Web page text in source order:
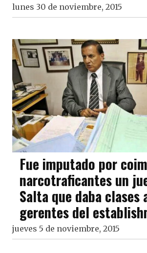
lunes 30 de noviembre, 2015
Fue imputado por
narcotraficantes un
Salta que daba clases
gerentes del
jueves 5 de noviembre, 2015